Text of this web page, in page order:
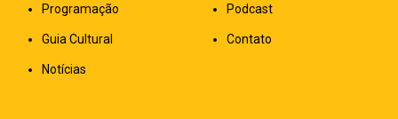
Programação
Guia Cultural
Notícias
Podcast
Contato